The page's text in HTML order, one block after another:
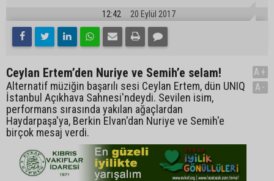
12:42 20 Eylül 2017
Ceylan Ertem’den Nuriye ve Semih’e selam!
Alternatif müziğin başarılı sesi Ceylan Ertem, dün UNIQ
İstanbul Açıkhava Sahnesi'ndeydi. Sevilen isim,
performans sırasında yakılan ağaçlardan
Haydarpaşa'ya, Berkin Elvan'dan Nuriye ve Semih'e
birçok mesaj verdi.
A+
A-